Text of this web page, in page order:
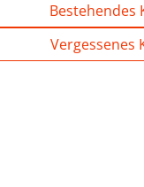
Bestehendes
Vergessenes